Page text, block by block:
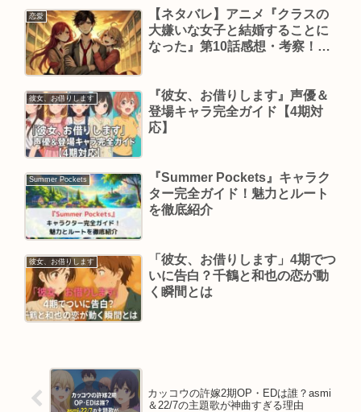
恋愛
【ネタバレ】アニメ『クラスの
大嫌いな女子と結婚することに
なった』第10話感想・考察！陽
彼女、お借りします
『彼女、お借りします』声優＆
登場キャラ完全ガイド【4期対
応】
Summer Pockets
『Summer Pockets』キャラク
ター完全ガイド！魅力とルート
を徹底紹介
彼女、お借りします
「彼女、お借りします」4期でつ
いに告白？千鶴と和也の恋が動
く瞬間とは
カッコウの許嫁2期OP・EDは誰？asmi
＆22/7の主題歌が神曲すぎる理由